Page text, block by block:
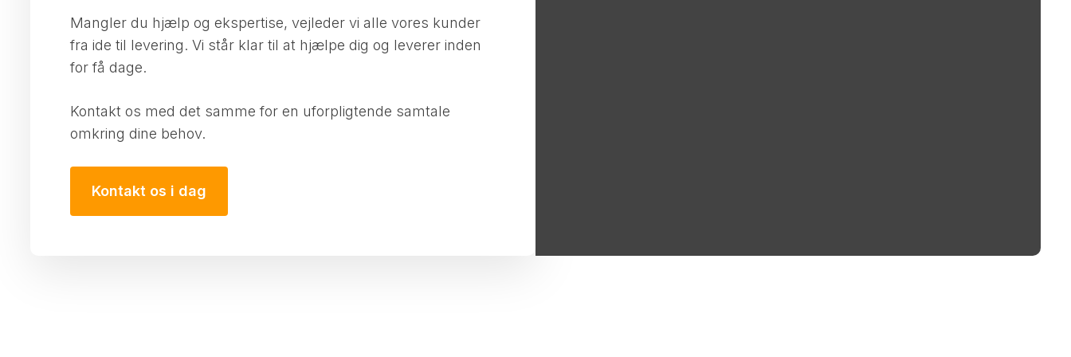
​Mangler du hjælp og ekspertise, vejleder vi alle vores kunder
fra ide til levering. Vi står klar til at hjælpe dig og leverer inden
for få dage.
Kontakt os med det samme for en uforpligtende samtale
omkring dine behov.
Kontakt os i dag